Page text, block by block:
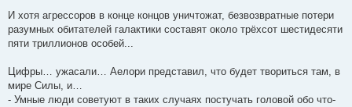
И хотя агрессоров в конце концов уничтожат, безвозвратные потери
разумных обитателей галактики составят около трёхсот шестидесяти
пяти триллионов особей...
Цифры… ужасали… Аелори представил, что будет твориться там, в
мире Силы, и…
- Умные люди советуют в таких случаях постучать головой обо что-